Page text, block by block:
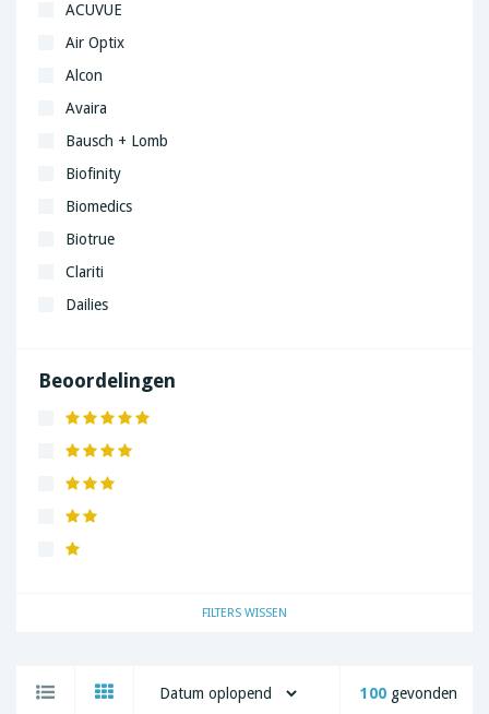
ACUVUE
Air Optix
Alcon
Avaira
Bausch + Lomb
Biofinity
Biomedics
Biotrue
Clariti
Dailies
Beoordelingen
FILTERS WISSEN
100 gevonden